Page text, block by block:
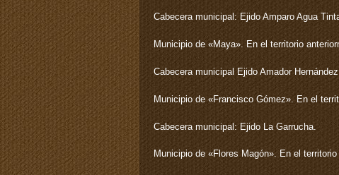
Cabecera municipal: Ejido Amparo Agua
Municipio de «Maya». En el territorio
Cabecera municipal Ejido Amador Hernández.
Municipio de «Francisco Gómez». En el
Cabecera municipal: Ejido La Garrucha.
Municipio de «Flores Magón». En el